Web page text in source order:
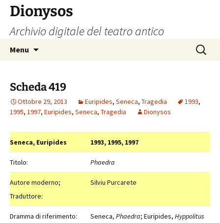
contenuto
Dionysos
Archivio digitale del teatro antico
Menu
Ricerca
per:
Scheda 419
Ottobre 29, 2013 Euripides, Seneca, Tragedia 1993,
1995, 1997, Euripides, Seneca, Tragedia Dionysos
Seneca, Euripides 1993, 1995, 1997
Titolo: Phaedra
Autore moderno;
Traduttore:
Silviu Purcarete
Dramma di riferimento: Seneca, Phaedra; Euripides, Hyppolitus